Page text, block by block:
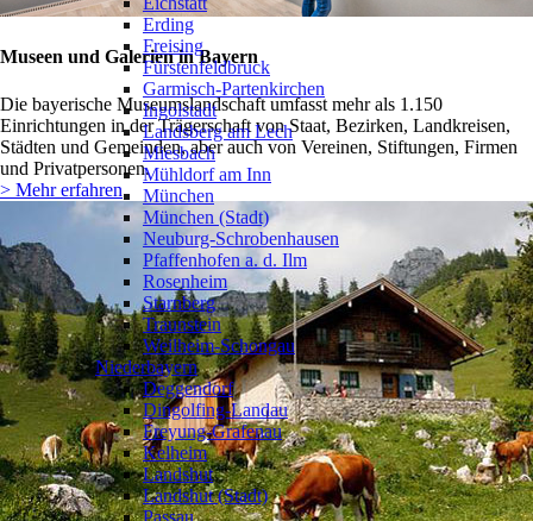
Museen und Galerien in Bayern
Die bayerische Museumslandschaft umfasst mehr als 1.150
Einrichtungen in der Trägerschaft von Staat, Bezirken, Landkreisen,
Städten und Gemeinden, aber auch von Vereinen, Stiftungen, Firmen
und Privatpersonen.
> Mehr erfahren
Erding
Freising
Fürstenfeldbruck
Garmisch-Partenkirchen
Ingolstadt
Landsberg am Lech
Miesbach
Mühldorf am Inn
München
München (Stadt)
Neuburg-Schrobenhausen
Pfaffenhofen a. d. Ilm
Rosenheim
Starnberg
Traunstein
Weilheim-Schongau
Niederbayern
❯
Deggendorf
Dingolfing-Landau
Freyung-Grafenau
Kelheim
Landshut
Landshut (Stadt)
Passau